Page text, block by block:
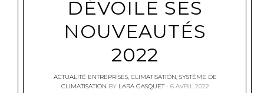
DÉVOILE SES
NOUVEAUTÉS
2022
ACTUALITÉ ENTREPRISES, CLIMATISATION, SYSTÈME DE
CLIMATISATION BY LARA GASQUET 6 AVRIL 2022